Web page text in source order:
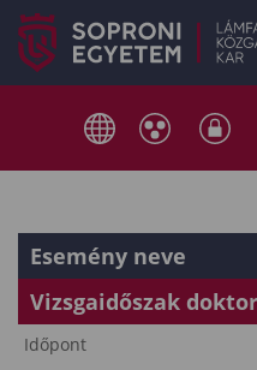
Esemény neve
Vizsgaidőszak
Időpont